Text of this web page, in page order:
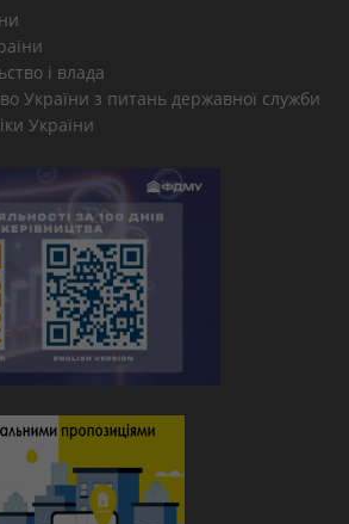
і влада
України з питань державної служби
України